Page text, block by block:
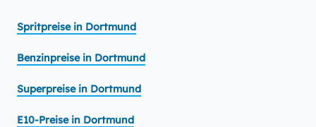
Spritpreise in Dortmund
Benzinpreise in Dortmund
Superpreise in Dortmund
E10-Preise in Dortmund